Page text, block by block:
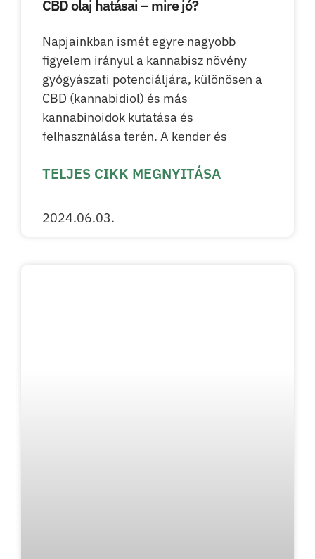
CBD olaj hatásai – mire jó?
Napjainkban ismét egyre nagyobb
figyelem irányul a kannabisz növény
gyógyászati potenciáljára, különösen a
CBD (kannabidiol) és más
kannabinoidok kutatása és
felhasználása terén. A kender és
TELJES CIKK MEGNYITÁSA
2024.06.03.